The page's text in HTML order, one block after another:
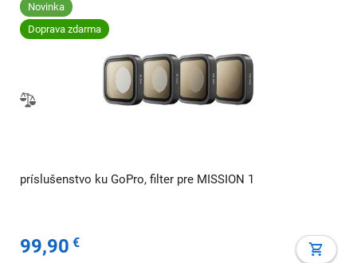
Novinka
Doprava zdarma
príslušenstvo ku GoPro, filter pre MISSION 1
99,90 €